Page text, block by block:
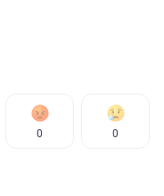
0 0